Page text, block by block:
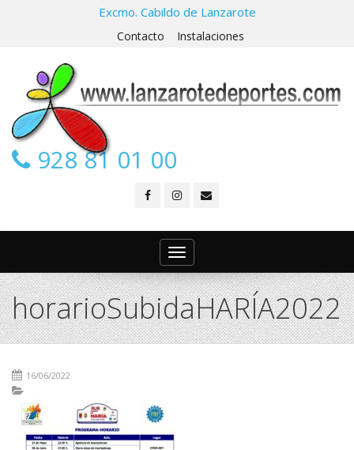
Excmo. Cabildo de Lanzarote
Contacto Instalaciones
928 81 01 00
Toggle
navigation
horarioSubidaHARÍA2022
16/06/2022